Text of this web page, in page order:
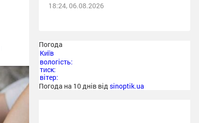
18:24, 06.08.2026
Погода
Київ
вологість:
тиск:
вітер:
Погода на 10 днів від sinoptik.ua